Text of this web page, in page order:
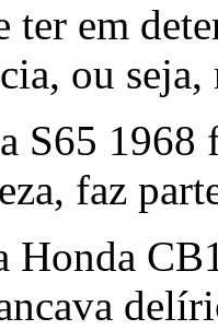
ter em
ou seja,
S65 1968
faz
Honda